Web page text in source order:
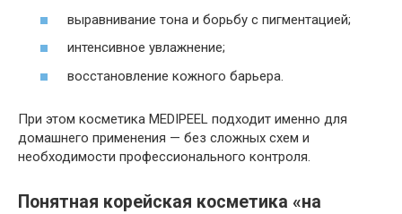
выравнивание тона и борьбу с пигментацией;
интенсивное увлажнение;
восстановление кожного барьера.
При этом косметика MEDIPEEL подходит именно для
домашнего применения — без сложных схем и
необходимости профессионального контроля.
Понятная корейская косметика «на